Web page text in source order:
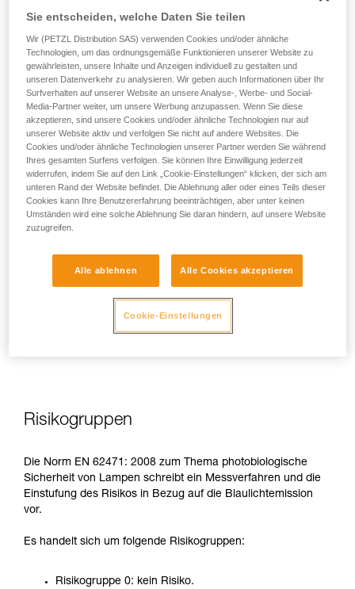
Bei direkter, wiederholter, hoher Exposition kann blaues Licht
dem Auge Schaden zufügen: toxische Belastung der
Netzhaut, Verschlimmerung der altersbedingten
Makuladegeneration (AMD), Blendung. Diese Risiken sind
umso gravierender für Kinder, da sie noch empfindlicher
Daher sieht es Petzl als Hersteller von Stirnlampen als seine
bei normalem Gebrauch der Stirnlampen
Risikogruppen
Die Norm EN 62471: 2008 zum Thema photobiologische
Sicherheit von Lampen schreibt ein Messverfahren und die
Einstufung des Risikos in Bezug auf die Blaulichtemission
vor.
Es handelt sich um folgende Risikogruppen:
Risikogruppe 0: kein Risiko.
Sie entscheiden, welche Daten Sie teilen
Wir (PETZL Distribution SAS) verwenden Cookies und/oder ähnliche
Technologien, um das ordnungsgemäße Funktionieren unserer Website zu
gewährleisten, unsere Inhalte und Anzeigen individuell zu gestalten und
unseren Datenverkehr zu analysieren. Wir geben auch Informationen über Ihr
Surfverhalten auf unserer Website an unsere Analyse-, Werbe- und Social-
Media-Partner weiter, um unsere Werbung anzupassen. Wenn Sie diese
akzeptieren, sind unsere Cookies und/oder ähnliche Technologien nur auf
unserer Website aktiv und verfolgen Sie nicht auf andere Websites. Die
Cookies und/oder ähnliche Technologien unserer Partner werden Sie während
Ihres gesamten Surfens verfolgen. Sie können Ihre Einwilligung jederzeit
widerrufen, indem Sie auf den Link „Cookie-Einstellungen“ klicken, der sich am
unteren Rand der Website befindet. Die Ablehnung aller oder eines Teils dieser
Cookies kann Ihre Benutzererfahrung beeinträchtigen, aber unter keinen
Umständen wird eine solche Ablehnung Sie daran hindern, auf unsere Website
zuzugreifen.
Alle ablehnen Alle Cookies akzeptieren
Cookie-Einstellungen